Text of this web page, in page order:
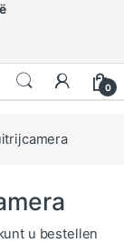
0
u bestellen